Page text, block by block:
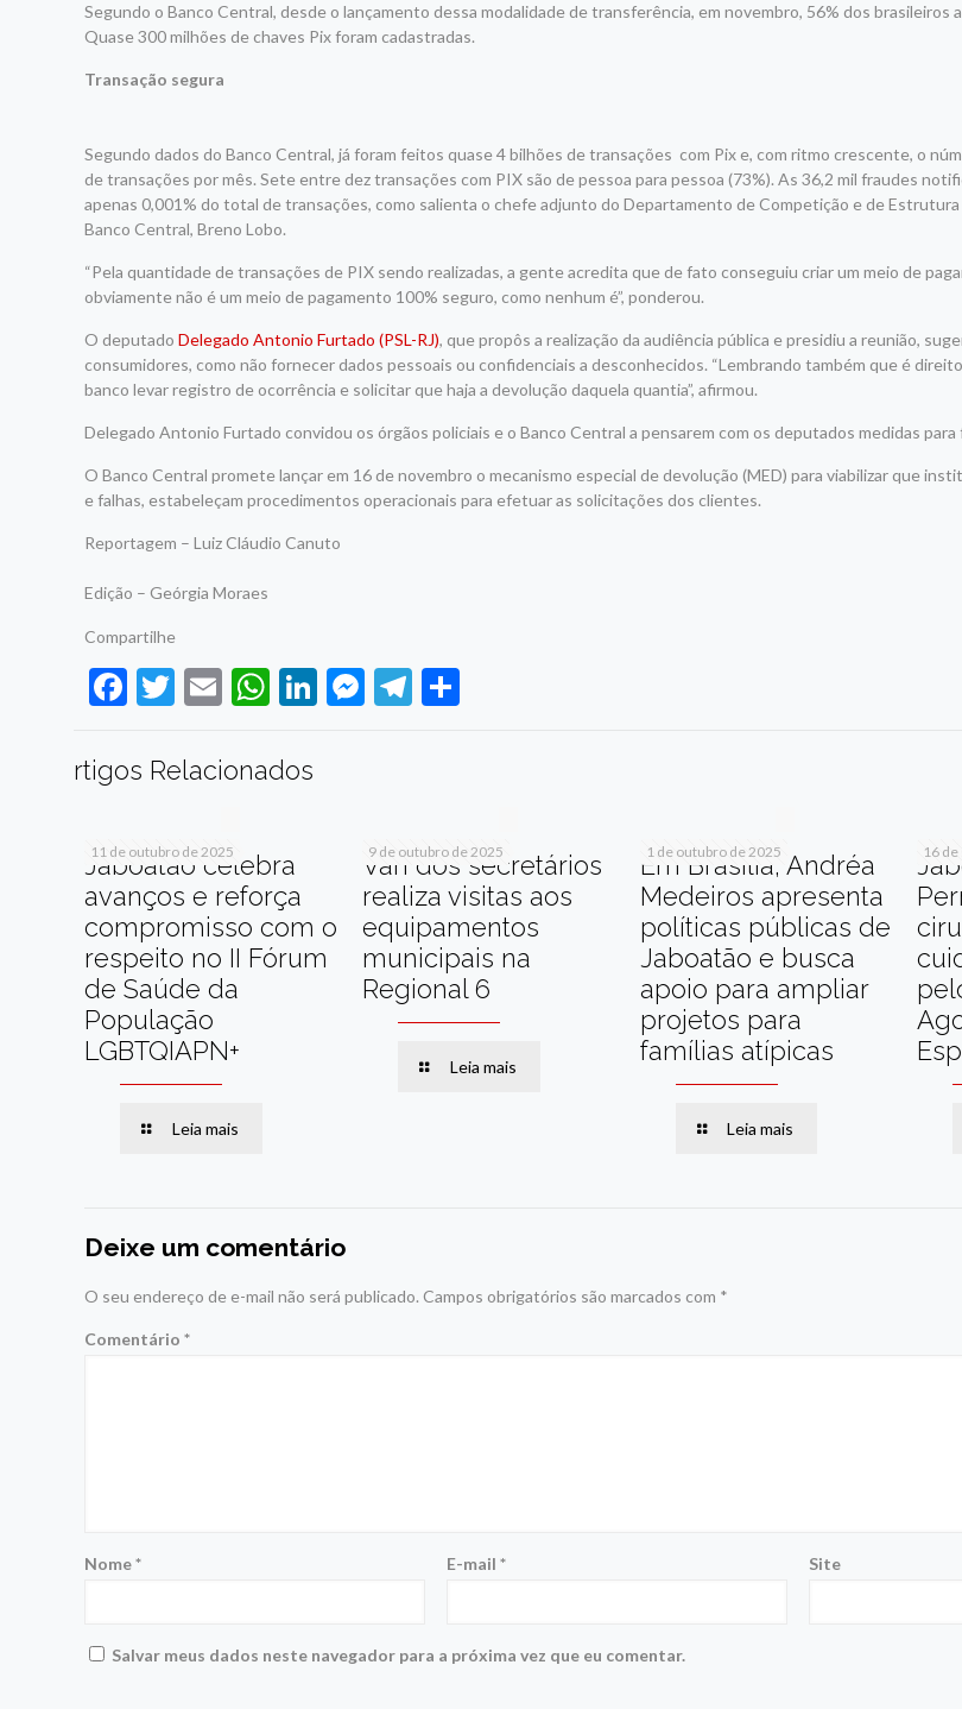
Segundo o Banco Central, desde o lançamento dessa modalidade de transferência, em novembro, 56% dos brasileiros
Quase 300 milhões de chaves Pix foram cadastradas.
Transação segura
Segundo dados do Banco Central, já foram feitos quase 4 bilhões de transações com Pix e, com ritmo crescente, o
de transações por mês. Sete entre dez transações com PIX são de pessoa para pessoa (73%). As 36,2 mil fraudes
apenas 0,001% do total de transações, como salienta o chefe adjunto do Departamento de Competição e de
Banco Central, Breno Lobo.
“Pela quantidade de transações de PIX sendo realizadas, a gente acredita que de fato conseguiu criar um meio de
obviamente não é um meio de pagamento 100% seguro, como nenhum é”, ponderou.
O deputadoDelegado Antonio Furtado (PSL-RJ), que propôs a realização da audiência pública e presidiu a reunião,
consumidores, como não fornecer dados pessoais ou confidenciais a desconhecidos. “Lembrando também que é
banco levar registro de ocorrência e solicitar que haja a devolução daquela quantia”, afirmou.
Delegado Antonio Furtado convidou os órgãos policiais e o Banco Central a pensarem com os deputados medidas para
O Banco Central promete lançar em 16 de novembro o mecanismo especial de devolução (MED) para viabilizar que
e falhas, estabeleçam procedimentos operacionais para efetuar as solicitações dos clientes.
Reportagem – Luiz Cláudio Canuto
Edição – Geórgia Moraes
Compartilhe
Facebook
Twitter
EmailWhatsApp
LinkedIn
Messenger
Telegram
rtigos Relacionados
11 de outubro de 2025
Jaboatão celebra
avanços e reforça
compromisso com o
respeito no II Fórum
de Saúde da
População
LGBTQIAPN+
Leia mais
9 de outubro de 2025
Van dos secretários
realiza visitas aos
equipamentos
municipais na
Regional 6
Leia mais
1 de outubro de 2025
Em Brasília, Andréa
Medeiros apresenta
políticas públicas de
Jaboatão e busca
apoio para ampliar
projetos para
famílias atípicas
Leia mais
16
Deixe um comentário
O seu endereço de e-mail não será publicado. Campos obrigatórios são marcados com *
Comentário*
Nome* E-mail* Site
Salvar meus dados neste navegador para a próxima vez que eu comentar.